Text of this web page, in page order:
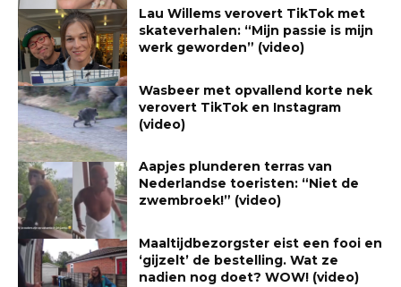
Lau Willems verovert TikTok met
skateverhalen: “Mijn passie is mijn
werk geworden” (video)
Wasbeer met opvallend korte nek
verovert TikTok en Instagram
(video)
Aapjes plunderen terras van
Nederlandse toeristen: “Niet de
zwembroek!” (video)
Maaltijdbezorgster eist een fooi en
‘gijzelt’ de bestelling. Wat ze
nadien nog doet? WOW! (video)